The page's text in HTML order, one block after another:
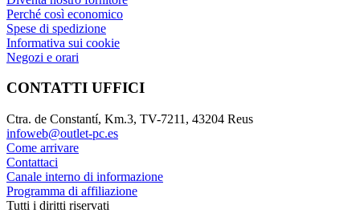
Perché così economico
Spese di spedizione
Informativa sui cookie
Negozi e orari
CONTATTI UFFICI
Ctra. de Constantí, Km.3, TV-7211, 43204 Reus
infoweb@outlet-pc.es
Come arrivare
Contattaci
Canale interno di informazione
Programma di affiliazione
Tutti i diritti riservati